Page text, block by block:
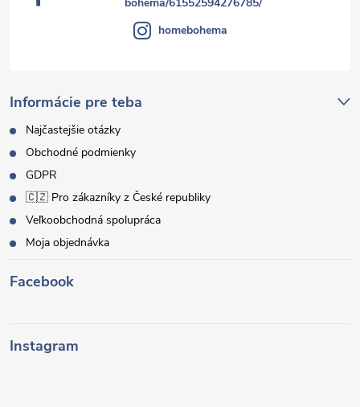
Informácie pre teba
Najčastejšie otázky
Obchodné podmienky
GDPR
🇨🇿 Pro zákazníky z České republiky
Veľkoobchodná spolupráca
Moja objednávka
homebohema
Facebook
Instagram